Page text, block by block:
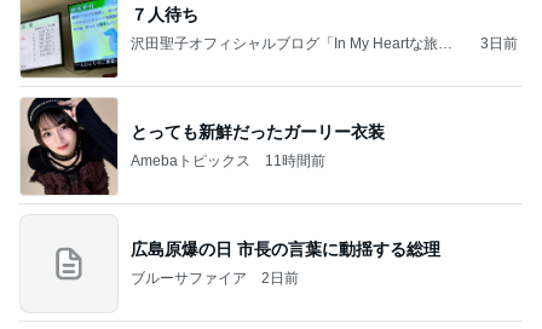
７人待ち
沢田聖子オフィシャルブログ「In My Heartな旅日
3日前
とっても新鮮だったガーリー衣装
Amebaトピックス 11時間前
広島原爆の日 市長の言葉に動揺する総理
ブルーサファイア 2日前